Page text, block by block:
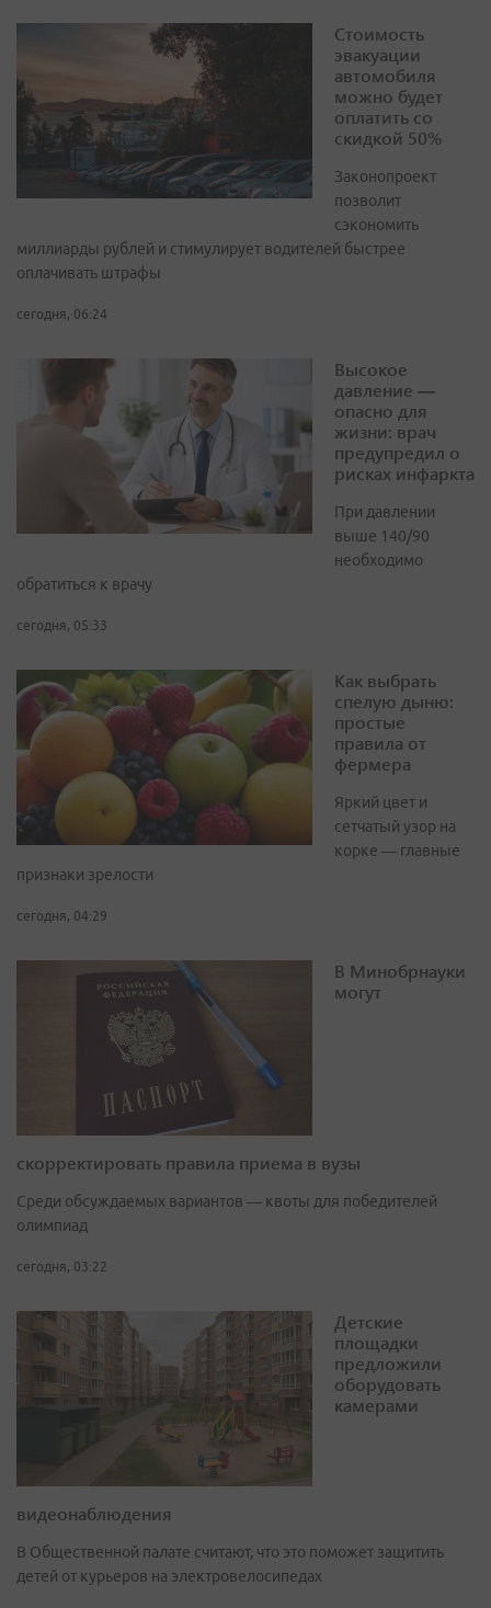
Стоимость
эвакуации
автомобиля
можно будет
оплатить со
скидкой 50%
Законопроект
позволит
сэкономить
миллиарды рублей и стимулирует водителей быстрее
оплачивать штрафы
сегодня, 06:24
Высокое
давление —
опасно для
жизни: врач
предупредил о
рисках инфаркта
При давлении
выше 140/90
необходимо
обратиться к врачу
сегодня, 05:33
Как выбрать
спелую дыню:
простые
правила от
фермера
Яркий цвет и
сетчатый узор на
корке — главные
признаки зрелости
сегодня, 04:29
В Минобрнауки
могут
скорректировать правила приема в вузы
Среди обсуждаемых вариантов — квоты для победителей
олимпиад
сегодня, 03:22
Детские
площадки
предложили
оборудовать
камерами
видеонаблюдения
В Общественной палате считают, что это поможет защитить
детей от курьеров на электровелосипедах